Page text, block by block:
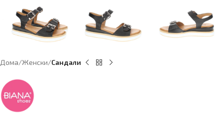
Дома Женски Сандали